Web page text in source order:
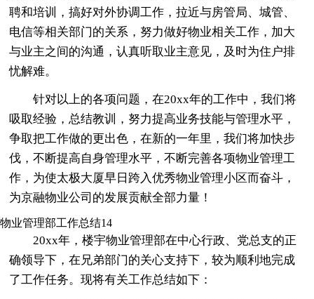
聘和培训，搞好对外协调工作，拉近与房管局、城管、
电信等相关部门的关系，努力做好物业相关工作，加大
与业主之间的沟通，认真听取业主意见，及时为住户排
忧解难。
针对以上的各项问题，在20xx年的工作中，我们将
吸取经验，总结教训，努力提高业务技能与管理水平，
争取把工作做的更出色，在新的一年里，我们将加快步
伐，不断提高自身管理水平，不断完善各项物业管理工
作，为使太极大厦早日跨入优秀物业管理小区而奋斗，
为京融物业公司的发展贡献全部力量！
物业管理部工作总结14
20xx年，楼宇物业管理部在中心行政、党总支的正
确领导下，在兄弟部门的关心支持下，较为顺利地完成
了工作任务。现将有关工作总结如下：